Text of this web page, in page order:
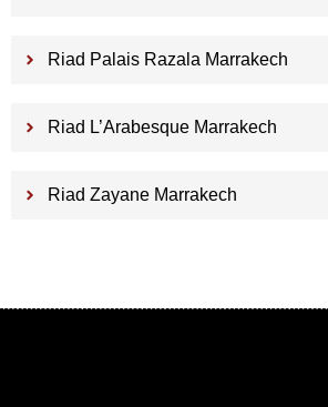
Riad Palais Razala Marrakech
Riad L’Arabesque Marrakech
Riad Zayane Marrakech